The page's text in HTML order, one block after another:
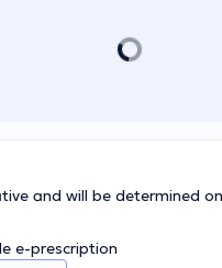
and will be determined
e-prescription